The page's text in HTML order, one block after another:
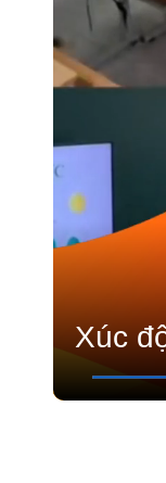
Xúc